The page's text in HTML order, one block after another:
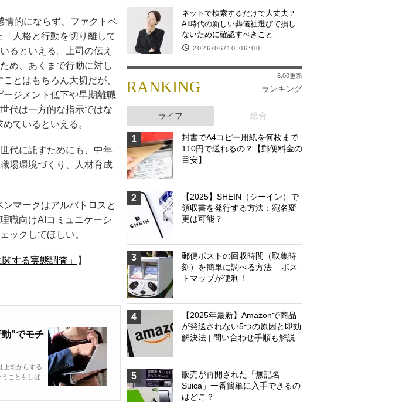
情的にならず、ファクトベ
人格と行動を切り離して
るといえる。上司の伝え
め、あくまで行動に対し
とはもちろん大切だが、
ジメント低下や早期離職
代は一方的な指示ではな
ているといえる。
代に託すためにも、中年
場環境づくり、人材育成
マークはアルバトロスと
職向けAIコミュニケーシ
ックしてほしい。
する実態調査」 】
”でモチ
上司からする
うこともしば
ネットで検索するだけで大丈夫？
AI時代の新しい葬儀社選びで損し
ないために確認すべきこと
2026/06/10 06:00
RANKING ランキング
6:00更新
ライフ 総合
1
封書でA4コピー用紙を何枚まで
110円で送れるの？【郵便料金の
目安】
2
【2025】SHEIN（シーイン）で
領収書を発行する方法：宛名変
更は可能？
3
郵便ポストの回収時間（取集時
刻）を簡単に調べる方法 – ポス
トマップが便利！
4
【2025年最新】Amazonで商品
が発送されない5つの原因と即効
解決法 | 問い合わせ手順も解説
5
販売が再開された「無記名
Suica」一番簡単に入手できるの
はどこ？